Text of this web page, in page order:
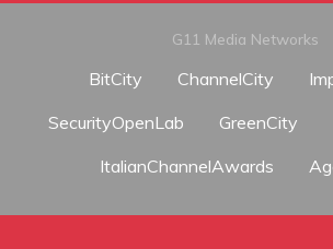
G11 Media Networks
BitCity ChannelCity
SecurityOpenLab
GreenCity
ItalianChannelAwards